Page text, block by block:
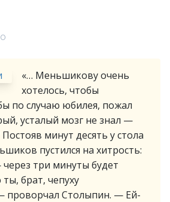
«… Меньшикову очень
хотелось, чтобы
по случаю юбилея, пожал
усталый мозг не знал —
Постояв минут десять у стола
пустился на хитрость:
три минуты будет
брат, чепуху
Столыпин. — Ей-